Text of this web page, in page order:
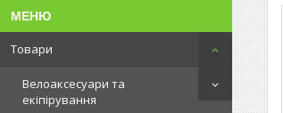
Товари
Велоаксесуари та
екіпірування